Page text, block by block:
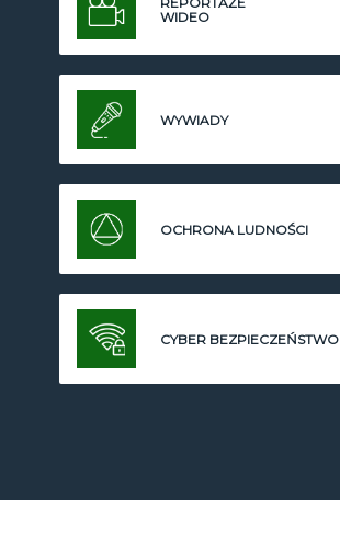
WIDEO
WYWIADY
OCHRONA LUDNOŚCI
CYBER BEZPIECZEŃSTWO